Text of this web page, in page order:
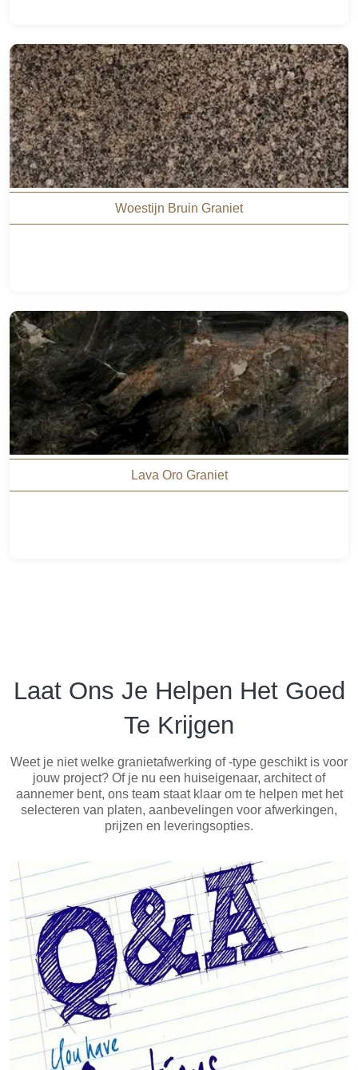
Woestijn Bruin Graniet
Lava Oro Graniet
Laat Ons Je Helpen Het Goed
Te Krijgen
Weet je niet welke granietafwerking of -type geschikt is voor
jouw project? Of je nu een huiseigenaar, architect of
aannemer bent, ons team staat klaar om te helpen met het
selecteren van platen, aanbevelingen voor afwerkingen,
prijzen en leveringsopties.